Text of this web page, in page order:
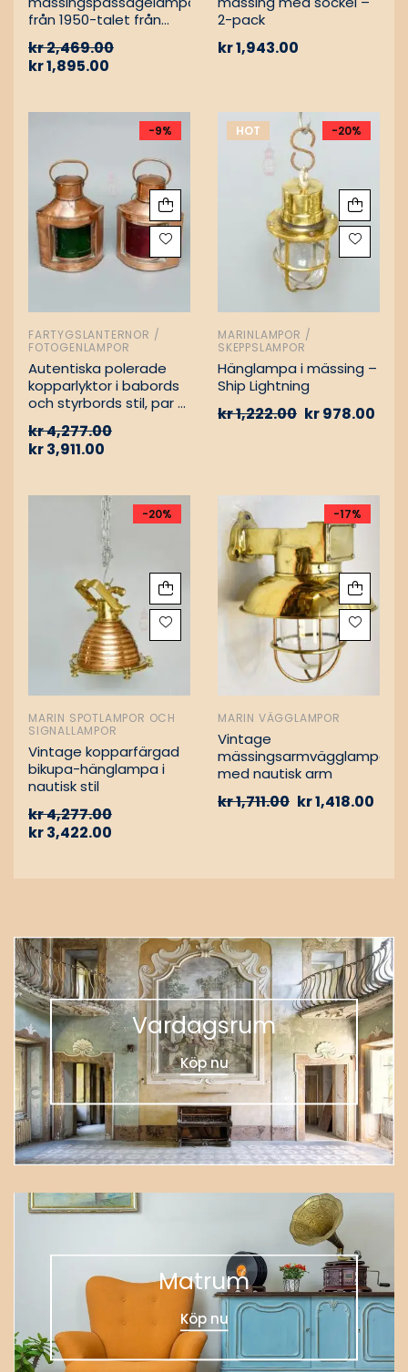
från 1950-talet från
kr2,469.00
kr1,895.00
2-pack
kr1,943.00
-9%
FARTYGSLANTERNOR /
FOTOGENLAMPOR
Autentiska polerade
kopparlyktor i babords
och styrbords stil, par –
oljelampor
kr4,277.00
kr3,911.00
HOT -20%
MARINLAMPOR /
SKEPPSLAMPOR
Hänglampa i mässing –
Ship Lightning
kr1,222.00 kr978.00
-20%
MARIN SPOTLAMPOR OCH
SIGNALLAMPOR
Vintage kopparfärgad
bikupa-hänglampa i
nautisk stil
kr4,277.00
kr3,422.00
-17%
MARIN VÄGGLAMPOR
Vintage
mässingsarmvägglampa
med nautisk arm
kr1,711.00 kr1,418.00
Vardagsrum
Köp nu
Matrum
Köp nu